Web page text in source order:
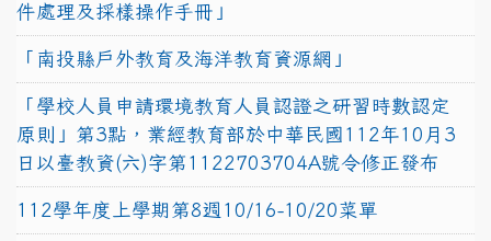
件處理及採樣操作手冊」
「南投縣戶外教育及海洋教育資源網」
「學校人員申請環境教育人員認證之研習時數認定
原則」第3點，業經教育部於中華民國112年10月3
日以臺教資(六)字第1122703704A號令修正發布
112學年度上學期第8週10/16-10/20菜單